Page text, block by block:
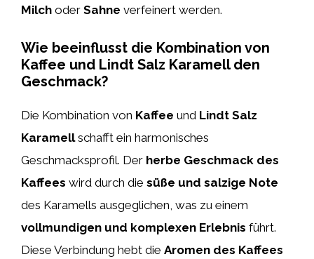
Milch oder Sahne verfeinert werden.
Wie beeinflusst die Kombination von
Kaffee und Lindt Salz Karamell den
Geschmack?
Die Kombination von Kaffee und Lindt Salz
Karamellschafft ein harmonisches
Geschmacksprofil. Der herbe Geschmack des
Kaffees wird durch die süße und salzige Note
des Karamells ausgeglichen, was zu einem
vollmundigen und komplexen Erlebnis führt.
Diese Verbindung hebt die Aromen des Kaffees